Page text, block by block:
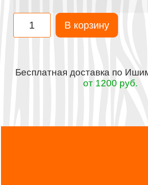
В корзину
Бесплатная доставка по
от 1200 руб.